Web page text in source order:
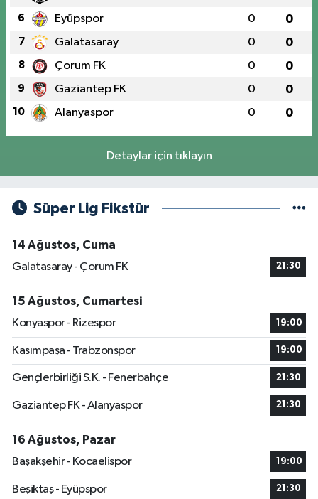
6 Eyüpspor 0 0
7 Galatasaray 0 0
8 Çorum FK 0 0
9 Gaziantep FK 0 0
10 Alanyaspor 0 0
Detaylar için tıklayın
Süper Lig Fikstür
14 Ağustos, Cuma
Galatasaray - Çorum FK
21:30
15 Ağustos, Cumartesi
Konyaspor - Rizespor
19:00
Kasımpaşa - Trabzonspor 19:00
Gençlerbirliği S.K. - Fenerbahçe 21:30
Gaziantep FK - Alanyaspor 21:30
16 Ağustos, Pazar
Başakşehir - Kocaelispor
19:00
Beşiktaş - Eyüpspor 21:30